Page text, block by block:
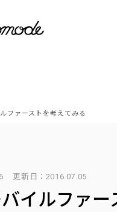
展開しています。
ファーストを考えてみる
更新日： 2016.07.05
イルファ